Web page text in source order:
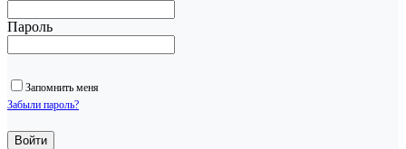
Пароль
Запомнить меня
Забыли пароль?